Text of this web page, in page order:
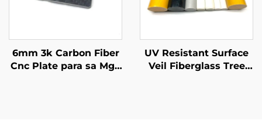
6mm 3k Carbon Fiber
Cnc Plate para sa Mga
UV Resistant Surface
Veil Fiberglass Tree